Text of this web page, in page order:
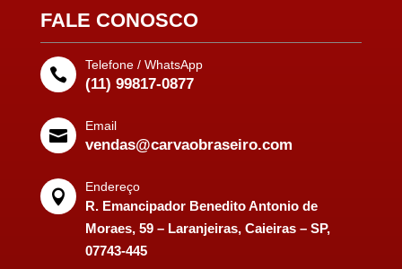
FALE CONOSCO

Telefone / WhatsApp
(11) 99817-0877

Email
vendas@carvaobraseiro.com

Endereço
R. Emancipador Benedito Antonio de
Moraes, 59 – Laranjeiras, Caieiras – SP,
07743-445